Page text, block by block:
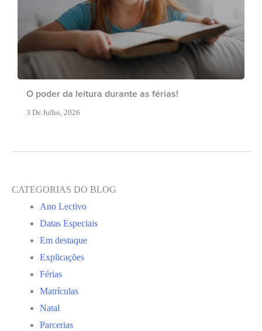
O poder da leitura durante as férias!
3 De Julho, 2026
CATEGORIAS DO BLOG
Ano Lectivo
Datas Especiais
Em destaque
Explicações
Férias
Matrículas
Natal
Parcerias